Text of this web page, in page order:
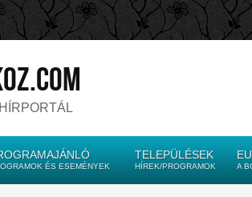
ÉS ESEMÉNYEK
TELEPÜLÉSEK
HÍREK/PROGRAMOK A